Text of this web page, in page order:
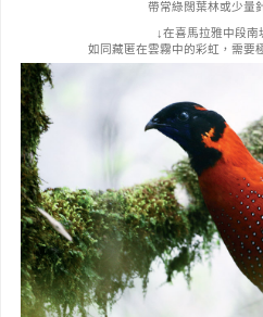
帶常綠闊葉林或少量
↓在喜馬拉雅中段南
如同藏匿在雲霧中的彩虹，需要